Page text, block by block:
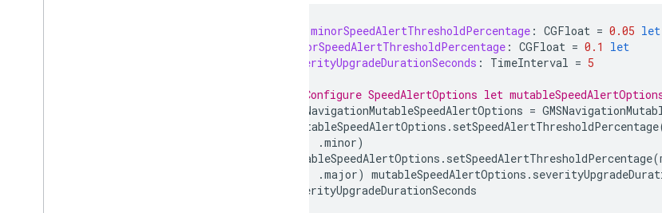
minorSpeedAlertThresholdPercentage : CGFloat = 0.05 let
majorSpeedAlertThresholdPercentage : CGFloat = 0.1
let
severityUpgradeDurationSeconds : TimeInterval = 5
// Configure SpeedAlertOptions let
GMSNavigationMutableSpeedAlertOptions =
mutableSpeedAlertOptions . setSpeedAlertThresholdPercentage
.minor)
mutableSpeedAlertOptions . setSpeedAlertThresholdPercentage(
.major) mutableSpeedAlertOptions .
severityUpgradeDurationSeconds